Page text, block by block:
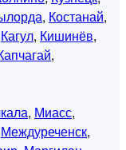
, Костанай,
Кагул, Кишинёв,
,
, Миасс,
Междуреченск,